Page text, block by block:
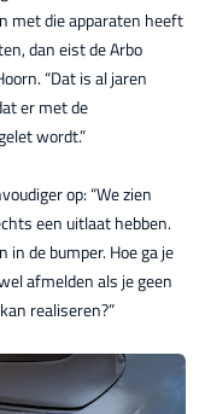
met die apparaten heeft
dan eist de Arbo
“Dat is al jaren
er met de
wordt.”
op: “We zien
een uitlaat hebben.
de bumper. Hoe ga je
afmelden als je geen
realiseren?”